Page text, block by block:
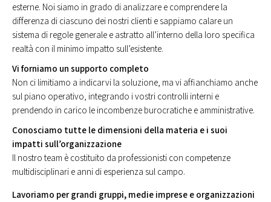
esterne. Noi siamo in grado di analizzare e comprendere la
differenza di ciascuno dei nostri clienti e sappiamo calare un
sistema di regole generale e astratto all’interno della loro specifica
realtà con il minimo impatto sull’esistente.
Vi forniamo un supporto completo
Non ci limitiamo a indicarvi la soluzione, ma vi affianchiamo anche
sul piano operativo, integrando i vostri controlli interni e
prendendo in carico le incombenze burocratiche e amministrative.
Conosciamo tutte le dimensioni della materia e i suoi
impatti sull’organizzazione
Il nostro team è costituito da professionisti con competenze
multidisciplinari e anni di esperienza sul campo.
Lavoriamo per grandi gruppi, medie imprese e organizzazioni